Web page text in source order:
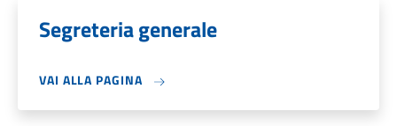
Segreteria generale
VAI ALLA PAGINA